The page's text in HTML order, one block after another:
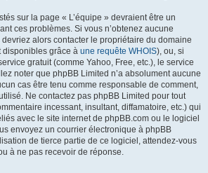
sur la page « L’équipe » devraient être un
ces problèmes. Si vous n’obtenez aucune
alors contacter le propriétaire du domaine
disponibles grâce à une requête WHOIS), ou, si
gratuit (comme Yahoo, Free, etc.), le service
noter que phpBB Limited n’a absolument aucune
cas être tenu comme responsable de comment,
Ne contactez pas phpBB Limited pour tout
incessant, insultant, diffamatoire, etc.) qui
avec le site internet de phpBB.com ou le logiciel
envoyez un courrier électronique à phpBB
de tierce partie de ce logiciel, attendez-vous
à ne pas recevoir de réponse.